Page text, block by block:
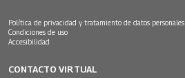
Política de privacidad y tratamiento de datos personales
Condiciones de uso
Accesibilidad
CONTACTO VIRTUAL